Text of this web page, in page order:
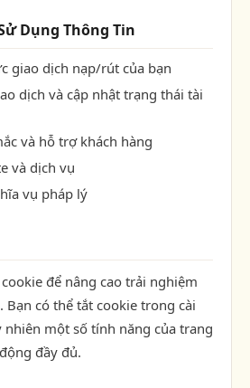
Dụng Thông Tin
giao dịch nạp/rút của bạn
dịch và cập nhật trạng thái tài
và hỗ trợ khách hàng
và dịch vụ
vụ pháp lý
để nâng cao trải nghiệm
Bạn có thể tắt cookie trong cài
một số tính năng của trang
đầy đủ.